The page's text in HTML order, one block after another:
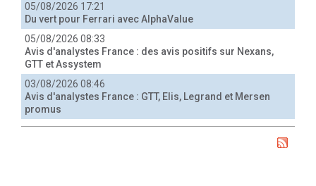
05/08/2026 17:21
Du vert pour Ferrari avec AlphaValue
05/08/2026 08:33
Avis d'analystes France : des avis positifs sur Nexans,
GTT et Assystem
03/08/2026 08:46
Avis d'analystes France : GTT, Elis, Legrand et Mersen
promus